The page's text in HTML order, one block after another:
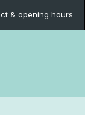
& opening hours